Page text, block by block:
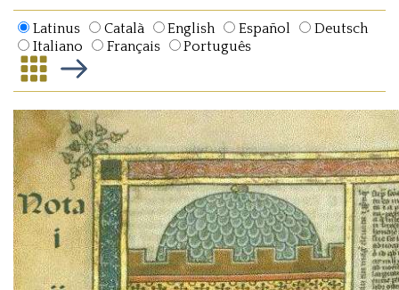
Latinus Català English Español
Deutsch
Italiano
Français Português